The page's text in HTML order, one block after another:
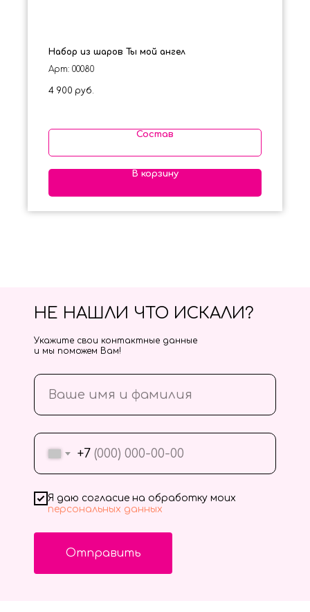
Набор из шаров Ты мой ангел
Арт: 00080
4 900 руб.
Состав
В корзину
+7
Я даю согласие на обработку моих
персональных данных
Отправить
НЕ НАШЛИ ЧТО ИСКАЛИ?
Укажите свои контактные данные
и мы поможем Вам!